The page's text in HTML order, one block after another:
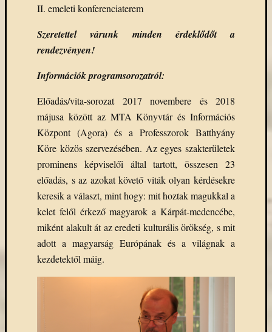
II. emeleti konferenciaterem
Szeretettel várunk minden érdeklődőt a
rendezvényen!
Információk programsorozatról:
Előadás/vita-sorozat 2017 novembere és 2018
májusa között az MTA Könyvtár és Információs
Központ (Agora) és a Professzorok Batthyány
Köre közös szervezésében. Az egyes szakterületek
prominens képviselői által tartott, összesen 23
előadás, s az azokat követő viták olyan kérdésekre
keresik a választ, mint hogy: mit hoztak magukkal a
kelet felől érkező magyarok a Kárpát-medencébe,
miként alakult át az eredeti kulturális örökség, s mit
adott a magyarság Európának és a világnak a
kezdetektől máig.